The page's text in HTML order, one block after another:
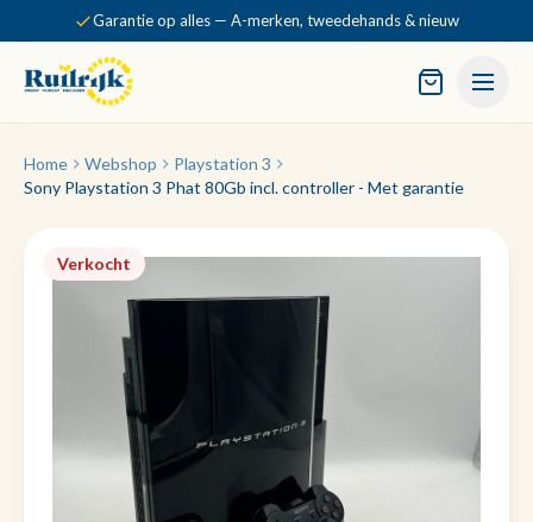
Garantie op alles — A-merken, tweedehands & nieuw
Home Webshop
Playstation 3
Sony Playstation 3 Phat 80Gb incl. controller - Met garantie
Verkocht